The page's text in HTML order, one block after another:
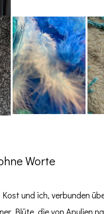
Worte
und ich, verbunden
Blüte, die von Apulien